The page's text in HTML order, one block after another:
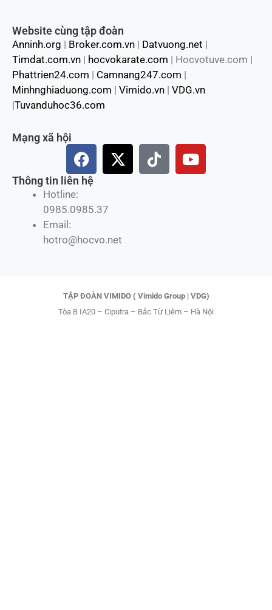
Website cùng tập đoàn
Anninh.org | Broker.com.vn | Datvuong.net |
Timdat.com.vn | hocvokarate.com | Hocvotuve.com |
Phattrien24.com | Camnang247.com |
Minhnghiaduong.com | Vimido.vn | VDG.vn
|Tuvanduhoc36.com
Hotline:
0985.0985.37
Email:
hotro@hocvo.net
Mạng xã hội
F
a
c
b
o
X
-
t
T
i
Y
o
Thông tin liên hệ
TẬP ĐOÀN VIMIDO ( Vimido Group | VDG)
Tòa B IA20 – Ciputra – Bắc Từ Liêm – Hà Nội